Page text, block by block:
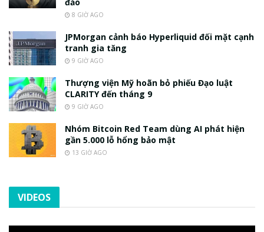
đảo
8 GIỜ AGO
JPMorgan cảnh báo Hyperliquid đối mặt cạnh
tranh gia tăng
9 GIỜ AGO
Thượng viện Mỹ hoãn bỏ phiếu Đạo luật
CLARITY đến tháng 9
9 GIỜ AGO
Nhóm Bitcoin Red Team dùng AI phát hiện
gần 5.000 lỗ hổng bảo mật
13 GIỜ AGO
VIDEOS